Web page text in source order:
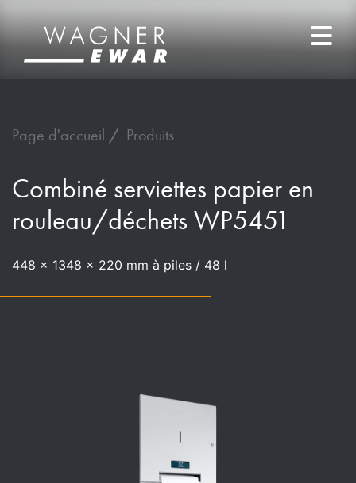
Page d'accueil Produits
Combiné serviettes papier en
rouleau/déchets WP5451
448 x 1348 x 220 mm à piles / 48 l